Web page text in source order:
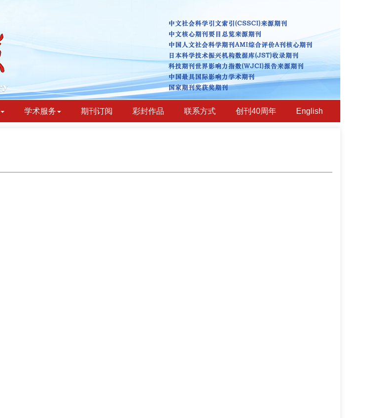
学术服务 期刊订阅 彩封作品 联系方式 创刊40周年 English